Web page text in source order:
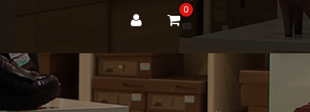
0